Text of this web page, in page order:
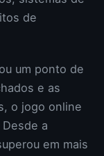
de
um ponto de
e as
o jogo online
a
em mais